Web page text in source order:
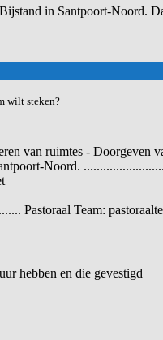
in Santpoort-Noord.
wilt steken?
van ruimtes - Doorgeven
Noord.
Pastoraal Team:
hebben en die gevestigd